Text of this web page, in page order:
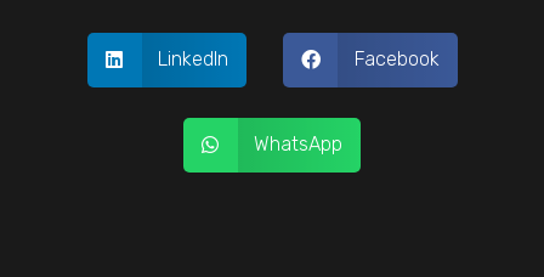
LinkedIn Facebook
WhatsApp